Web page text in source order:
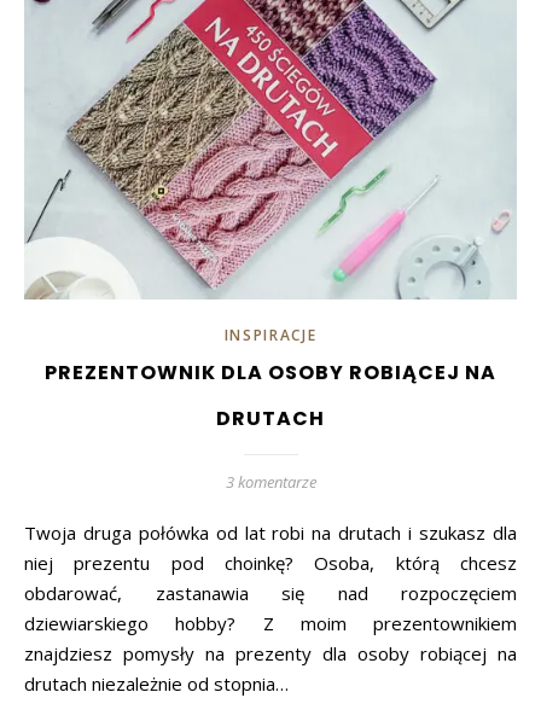
INSPIRACJE
PREZENTOWNIK DLA OSOBY ROBIĄCEJ NA
DRUTACH
3 komentarze
Twoja druga połówka od lat robi na drutach i szukasz dla
niej prezentu pod choinkę? Osoba, którą chcesz
obdarować, zastanawia się nad rozpoczęciem
dziewiarskiego hobby? Z moim prezentownikiem
znajdziesz pomysły na prezenty dla osoby robiącej na
drutach niezależnie od stopnia…